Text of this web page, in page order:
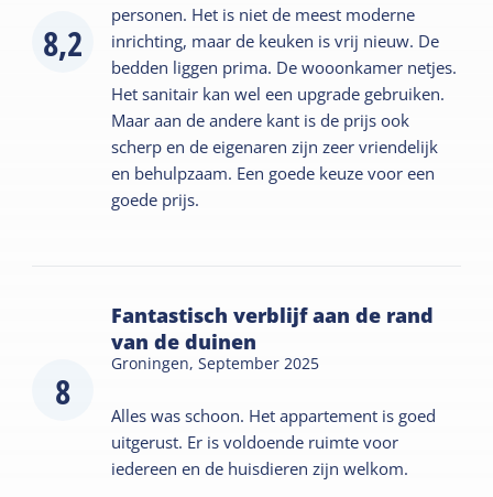
8,2
personen. Het is niet de meest moderne
inrichting, maar de keuken is vrij nieuw. De
bedden liggen prima. De wooonkamer netjes.
Het sanitair kan wel een upgrade gebruiken.
Maar aan de andere kant is de prijs ook
scherp en de eigenaren zijn zeer vriendelijk
en behulpzaam. Een goede keuze voor een
goede prijs.
8
Fantastisch verblijf aan de rand
van de duinen
Groningen,September 2025
Alles was schoon. Het appartement is goed
uitgerust. Er is voldoende ruimte voor
iedereen en de huisdieren zijn welkom.